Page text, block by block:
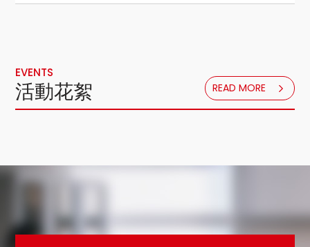
活動花絮
EVENTS
READ MORE